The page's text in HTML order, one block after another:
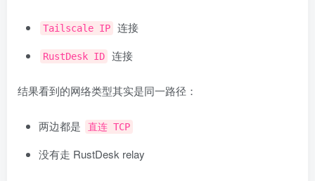
Tailscale IP 连接
RustDesk ID 连接
结果看到的网络类型其实是同一路径：
两边都是 直连 TCP
没有走 RustDesk relay